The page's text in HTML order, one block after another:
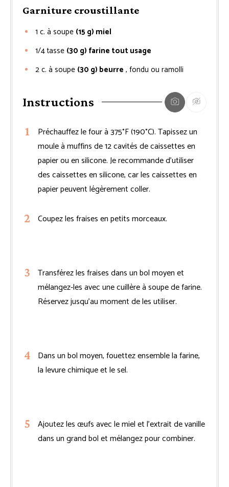
Garniture croustillante
1 c. à soupe (15 g) miel
1/4tasse (30 g) farine tout usage
2c. à soupe (30 g) beurre , fondu ou ramolli
Instructions
Préchauffez le four à 375°F (190°C). Tapissez un
moule à muffins de 12 cavités de caissettes en
papier ou en silicone. Je recommande d’utiliser
des caissettes en silicone, car les caissettes en
papier peuvent légèrement coller.
Coupez les fraises en petits morceaux.
Transférez les fraises dans un bol moyen et
mélangez-les avec une cuillère à soupe de farine.
Réservez jusqu’au moment de les utiliser.
Dans un bol moyen, fouettez ensemble la farine,
la levure chimique et le sel.
Ajoutez les œufs avec le miel et l’extrait de vanille
dans un grand bol et mélangez pour combiner.